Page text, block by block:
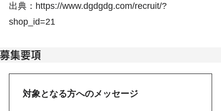
出典： https://www.dgdgdg.com/recruit/?
shop_id=21
募集要項
対象となる方へのメッセージ